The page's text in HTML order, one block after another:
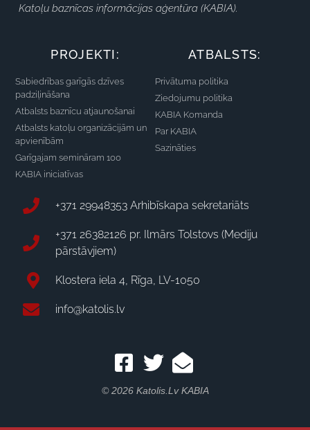
Katoļu baznīcas informācijas aģentūra (KABIA).
PROJEKTI:
Sabiedrības garīgās dzīves
padziļināšana
Atbalsts baznīcu atjaunošanai
Atbalsts katoļu organizācijām un
apvienībām
Garīgajam semināram 100
KABIA iniciatīvas
ATBALSTS:
Privātuma politika
Ziedojumu politika
KABIA Komanda
Par KABIA
Sazināties
+371 29948353 Arhibīskapa sekretariāts
+371 26382126 pr. Ilmārs Tolstovs (Mediju
pārstāvjiem)
Klostera iela 4, Rīga, LV-1050
info@katolis.lv
© 2026 Katolis.lv KABIA